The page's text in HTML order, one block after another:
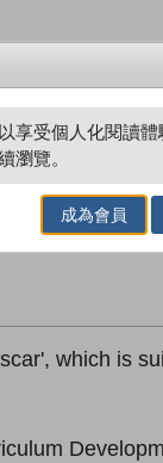
閱讀電子書
which is
享受個人化閱讀體
瀏覽。
成為會員